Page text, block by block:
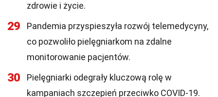
zdrowie i życie.
29
Pandemia przyspieszyła rozwój telemedycyny,
co pozwoliło pielęgniarkom na zdalne
monitorowanie pacjentów.
30
Pielęgniarki odegrały kluczową rolę w
kampaniach szczepień przeciwko COVID-19.